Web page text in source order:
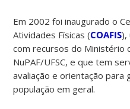
Em 2002 foi inaugurado o
Atividades Físicas (COAFIS),
com recursos do Ministério
NuPAF/UFSC, e que tem
avaliação e orientação para
população em geral.